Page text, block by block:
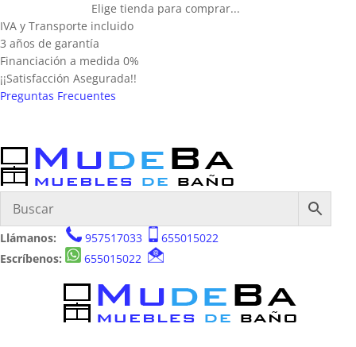
Elige tienda para comprar...
IVA y Transporte incluido
3 años de garantía
Financiación a medida 0%
¡¡Satisfacción Asegurada!!
Preguntas Frecuentes
Llámanos: 957517033
655015022
Escríbenos:
655015022